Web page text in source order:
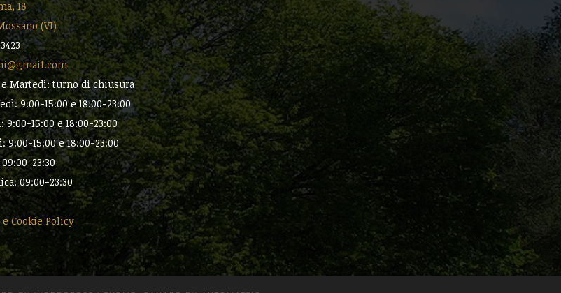
18
(VI)
Martedì: turno di chiusura
9:00-15:00 e 18:00-23:00
9:00-15:00 e 18:00-23:00
9:00-15:00 e 18:00-23:00
23:30
09:00-23:30
e Cookie Policy